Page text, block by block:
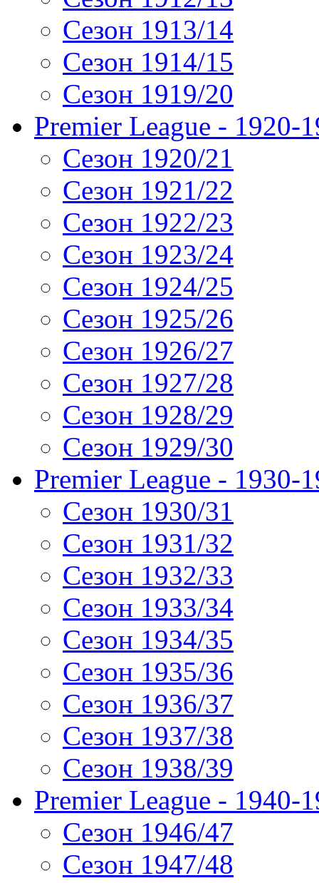
Сезон 1913/14
Сезон 1914/15
Сезон 1919/20
Premier League - 1920-
Сезон 1920/21
Сезон 1921/22
Сезон 1922/23
Сезон 1923/24
Сезон 1924/25
Сезон 1925/26
Сезон 1926/27
Сезон 1927/28
Сезон 1928/29
Сезон 1929/30
Premier League - 1930-
Сезон 1930/31
Сезон 1931/32
Сезон 1932/33
Сезон 1933/34
Сезон 1934/35
Сезон 1935/36
Сезон 1936/37
Сезон 1937/38
Сезон 1938/39
Premier League - 1940-
Сезон 1946/47
Сезон 1947/48